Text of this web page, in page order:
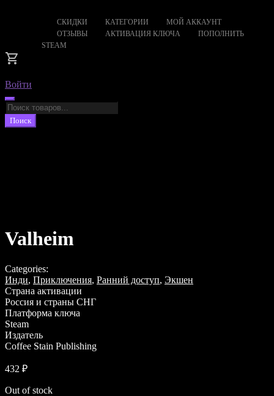
СКИДКИ КАТЕГОРИИ
МОЙ АККАУНТ
ОТЗЫВЫ
АКТИВАЦИЯ КЛЮЧА
ПОПОЛНИТЬ
STEAM
Войти
Поиск
товаров
Поиск
Valheim
Categories:
Инди, Приключения, Ранний доступ, Экшен
Страна активации
Россия и страны СНГ
Платформа ключа
Steam
Издатель
Coffee Stain Publishing
432 ₽
Out of stock